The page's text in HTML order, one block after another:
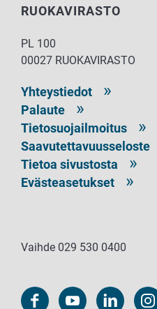
RUOKAVIRASTO
PL 100
00027 RUOKAVIRASTO
Yhteystiedot
Palaute
Tietosuojailmoitus
Saavutettavuusseloste
Tietoa sivustosta
Evästeasetukset
Vaihde 029 530 0400